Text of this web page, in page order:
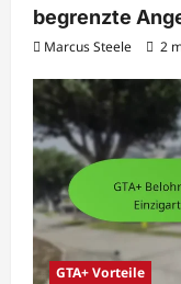
begrenzte
Marcus Steele 2
GTA+ Vorteile